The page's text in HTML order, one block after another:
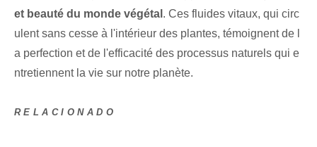
et beauté du monde végétal . ⁢Ces fluides vitaux, qui circ
ulent sans cesse à l'intérieur des ‌plantes, témoignent de l
a‌ perfection et de l'efficacité des processus naturels qui e
ntretiennent la vie sur notre planète.
RELACIONADO